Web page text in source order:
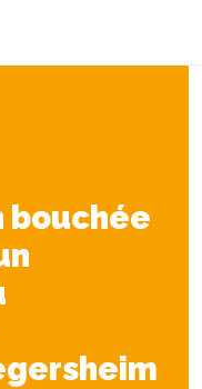
bouchée